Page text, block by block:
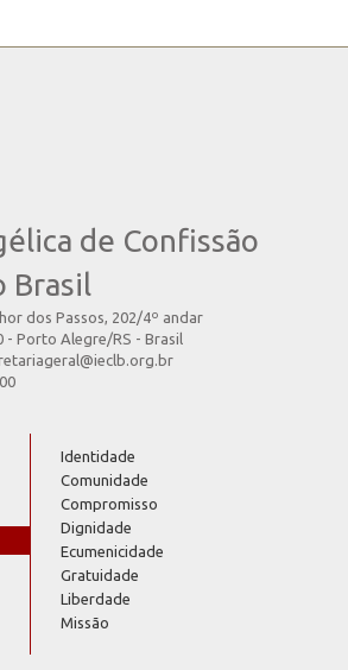
de Confissão
Brasil
dos Passos, 202/4º andar
- Porto Alegre/RS - Brasil
Identidade
Comunidade
Compromisso
Dignidade
Ecumenicidade
Gratuidade
Liberdade
Missão